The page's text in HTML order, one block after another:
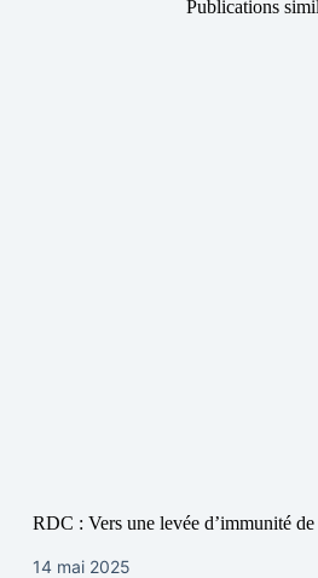
Publications
RDC : Vers une levée d’immunité
14 mai 2025